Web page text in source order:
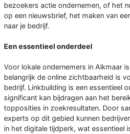
bezoekers actie ondernemen, of het
op een nieuwsbrief, het maken van
naar je bedrijf.
Een essentieel onderdeel
Voor lokale ondernemers in Alkmaar
belangrijk de online zichtbaarheid is
bedrijf. Linkbuilding is een essentieel
significant kan bijdragen aan het
topposities in zoekresultaten. Door
experts op dit gebied kunnen
in het digitale tijdperk, wat essentieel